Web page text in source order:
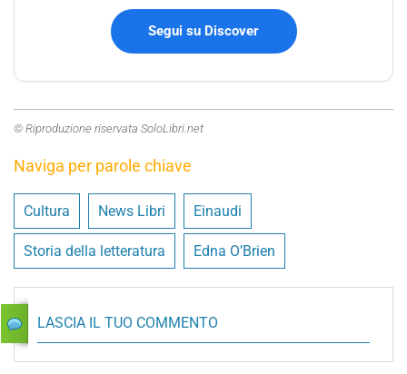
Segui su Discover
© Riproduzione riservata SoloLibri.net
Naviga per parole chiave
Cultura News Libri Einaudi
Storia della letteratura Edna O’Brien
LASCIA IL TUO COMMENTO